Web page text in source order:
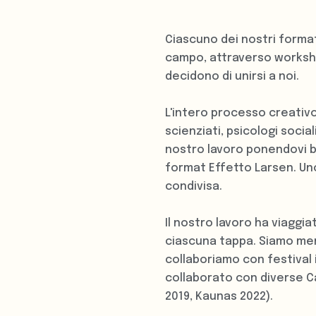
Ciascuno dei nostri
campo, attraverso
decidono di unirsi a noi.
L'intero processo
scienziati, psicologi
nostro lavoro ponendovi
format Effetto Larsen.
condivisa.
Il nostro lavoro ha
ciascuna tappa. Siamo
collaboriamo con
collaborato con diverse
2019, Kaunas 2022).